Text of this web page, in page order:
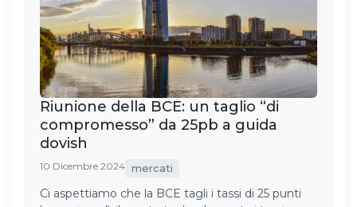
Riunione della BCE: un taglio “di
compromesso” da 25pb a guida
dovish
10 Dicembre 2024 mercati
Ci aspettiamo che la BCE tagli i tassi di 25 punti